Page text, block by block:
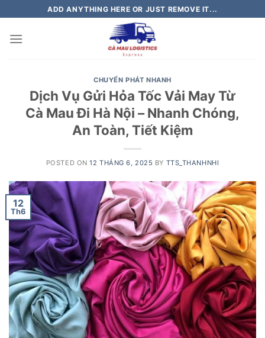
to
content
ADD ANYTHING HERE OR JUST REMOVE IT...
CHUYỂN PHÁT NHANH
Dịch Vụ Gửi Hỏa Tốc Vải May Từ
Cà Mau Đi Hà Nội – Nhanh Chóng,
An Toàn, Tiết Kiệm
POSTED ON12 THÁNG 6, 2025 BY TTS_THANHNHI
12
Th6